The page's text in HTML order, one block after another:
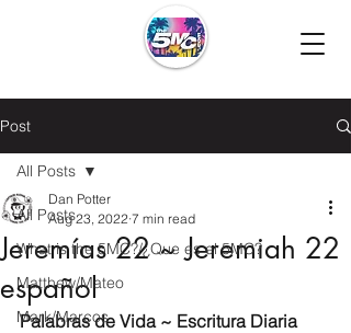
Post
All Posts
What is the 5MC?/¿Que es el 5MC?
Matthew/Mateo
Mark/Marcos
All Posts
Jeremías 22 ~ Jeremiah 22
español
Dan Potter
Aug 23, 2022 7 min read
Palabras de Vida ~ Escritura Diaria